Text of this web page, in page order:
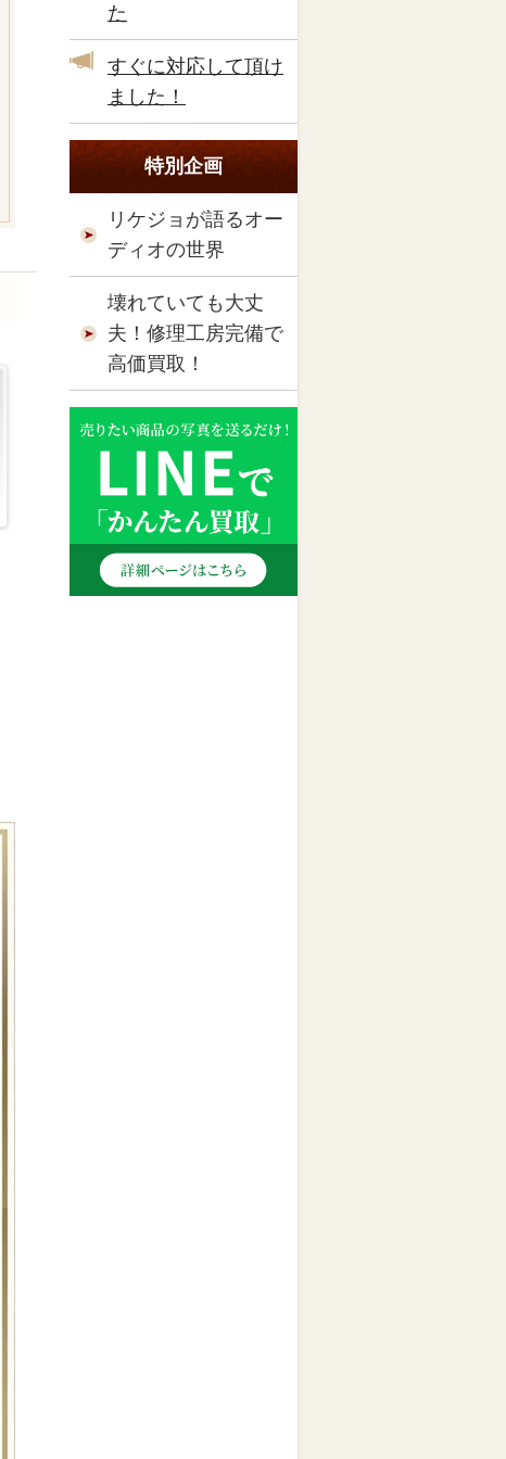
た
すぐに対応して頂け
ました！
特別企画
リケジョが語るオー
ディオの世界
壊れていても大丈
夫！修理工房完備で
高価買取！